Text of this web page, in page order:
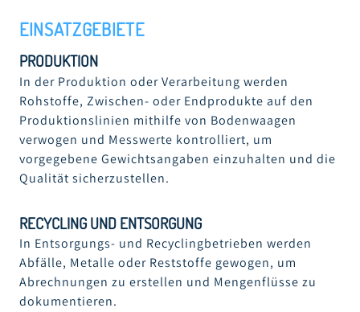
EINSATZGEBIETE
PRODUKTION
In der Produktion oder Verarbeitung werden
Rohstoffe, Zwischen- oder Endprodukte auf den
Produktionslinien mithilfe von Bodenwaagen
verwogen und Messwerte kontrolliert, um
vorgegebene Gewichtsangaben einzuhalten und die
Qualität sicherzustellen.
RECYCLING UND ENTSORGUNG
In Entsorgungs- und Recyclingbetrieben werden
Abfälle, Metalle oder Reststoffe gewogen, um
Abrechnungen zu erstellen und Mengenflüsse zu
dokumentieren.